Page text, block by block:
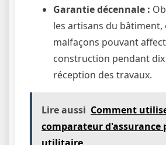
Garantie décennale :
les artisans du bâtiment,
malfaçons pouvant
construction pendant dix
réception des travaux.
Lire aussi Comment
comparateur d'assurance
utilitaire